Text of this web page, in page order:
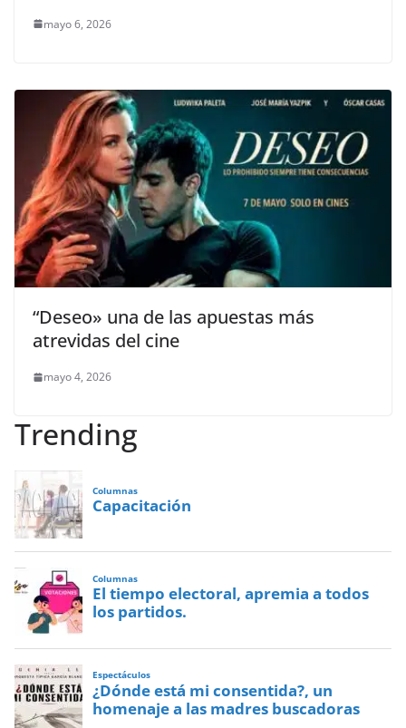
mayo 6, 2026
“Deseo» una de las apuestas más
atrevidas del cine
mayo 4, 2026
Trending